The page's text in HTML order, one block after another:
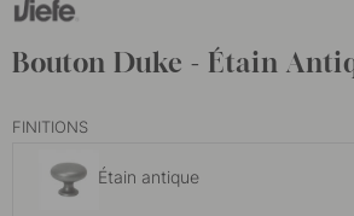
Bouton Duke - Étain
FINITIONS
Étain antique